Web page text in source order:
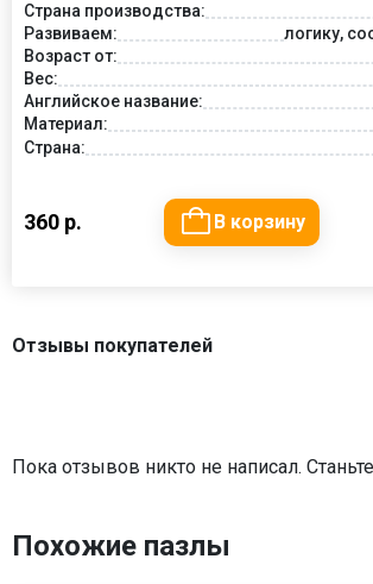
Страна производства:
Развиваем:
логику,
Возраст от:
Вес:
Английское название:
Материал:
Страна:
360 р. В корзину
Отзывы покупателей
Пока отзывов никто не написал.
Похожие пазлы